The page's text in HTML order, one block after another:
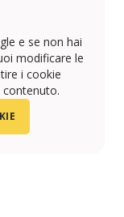
e se non hai
modificare le
i cookie
contenuto.